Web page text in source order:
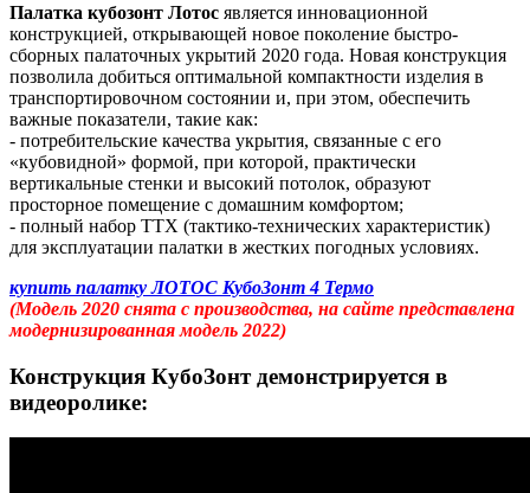
Палатка кубозонт Лотос является инновационной
конструкцией, открывающей новое поколение быстро-
сборных палаточных укрытий 2020 года. Новая конструкция
позволила добиться оптимальной компактности изделия в
транспортировочном состоянии и, при этом, обеспечить
важные показатели, такие как:
- потребительские качества укрытия, связанные с его
«кубовидной» формой, при которой, практически
вертикальные стенки и высокий потолок, образуют
просторное помещение с домашним комфортом;
- полный набор ТТХ (тактико-технических характеристик)
для эксплуатации палатки в жестких погодных условиях.
купить палатку ЛОТОС КубоЗонт 4 Термо
(Модель 2020 снята с производства, на сайте представлена
модернизированная модель 2022)
Конструкция КубоЗонт демонстрируется в
видеоролике: